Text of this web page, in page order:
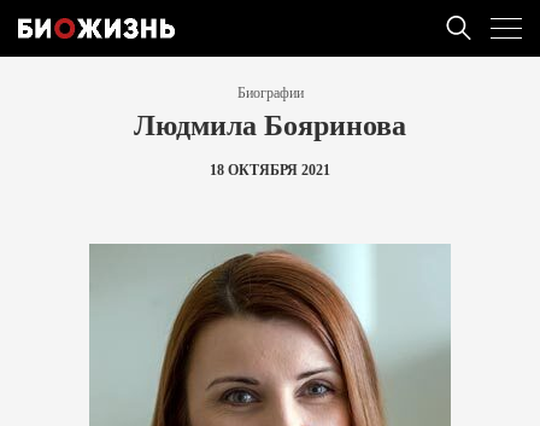
Биографии
Людмила Бояринова
18 ОКТЯБРЯ 2021